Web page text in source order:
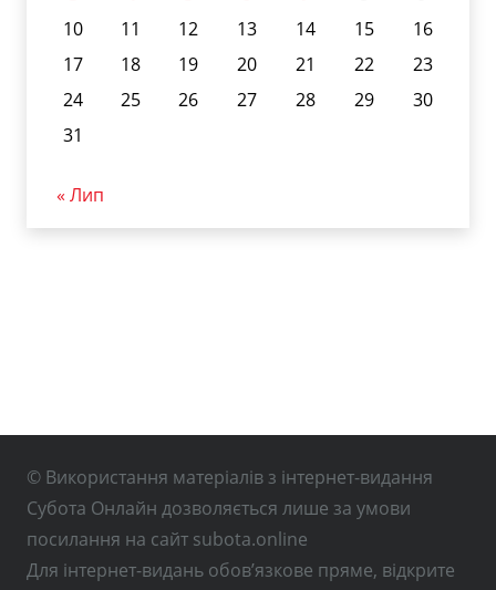
10
11 12 13 14 15
16
17
18 19 20 21 22
23
24
25 26 27 28 29
30
31
« Лип
© Використання матеріалів з інтернет-видання
Субота Онлайн дозволяється лише за умови
посилання на сайт subota.online
Для інтернет-видань обов’язкове пряме, відкрите